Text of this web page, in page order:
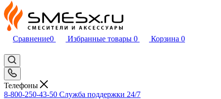
Сравнение0 Избранные товары 0 Корзина 0
Телефоны
8-800-250-43-50 Служба поддержки 24/7